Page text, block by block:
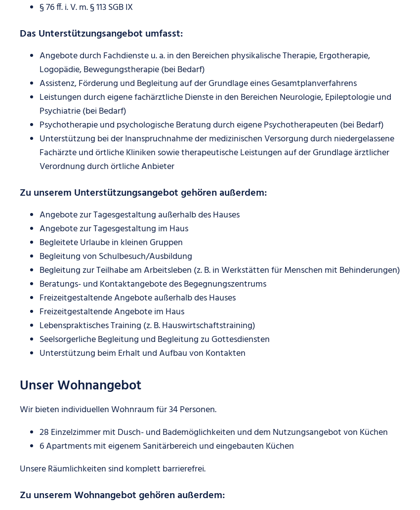
§ 76 ff. i. V. m. § 113 SGB IX
Das Unterstützungsangebot umfasst:
Angebote durch Fachdienste u. a. in den Bereichen physikalische Therapie, Ergotherapie,
Logopädie, Bewegungstherapie (bei Bedarf)
Assistenz, Förderung und Begleitung auf der Grundlage eines Gesamtplanverfahrens
Leistungen durch eigene fachärztliche Dienste in den Bereichen Neurologie, Epileptologie und
Psychiatrie (bei Bedarf)
Psychotherapie und psychologische Beratung durch eigene Psychotherapeuten (bei Bedarf)
Unterstützung bei der Inanspruchnahme der medizinischen Versorgung durch niedergelassene
Fachärzte und örtliche Kliniken sowie therapeutische Leistungen auf der Grundlage ärztlicher
Verordnung durch örtliche Anbieter
Zu unserem Unterstützungsangebot gehören außerdem:
Angebote zur Tagesgestaltung außerhalb des Hauses
Angebote zur Tagesgestaltung im Haus
Begleitete Urlaube in kleinen Gruppen
Begleitung von Schulbesuch/Ausbildung
Begleitung zur Teilhabe am Arbeitsleben (z. B. in Werkstätten für Menschen mit Behinderungen)
Beratungs- und Kontaktangebote des Begegnungszentrums
Freizeitgestaltende Angebote außerhalb des Hauses
Freizeitgestaltende Angebote im Haus
Lebenspraktisches Training (z. B. Hauswirtschaftstraining)
Seelsorgerliche Begleitung und Begleitung zu Gottesdiensten
Unterstützung beim Erhalt und Aufbau von Kontakten
Unser Wohnangebot
Wir bieten individuellen Wohnraum für 34 Personen.
28 Einzelzimmer mit Dusch- und Bademöglichkeiten und dem Nutzungsangebot von Küchen
6 Apartments mit eigenem Sanitärbereich und eingebauten Küchen
Unsere Räumlichkeiten sind komplett barrierefrei.
Zu unserem Wohnangebot gehören außerdem: